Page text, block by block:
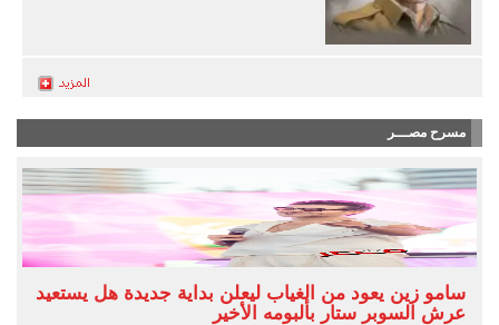
مسرح مصـــر
سامو زين يعود من الغياب ليعلن بداية جديدة هل يستعيد
عرش السوبر ستار بألبومه الأخير